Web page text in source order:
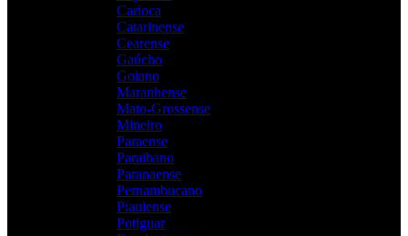
Carioca
Catarinense
Cearense
Gaúcho
Goiano
Maranhense
Mato-Grossense
Mineiro
Paraense
Paraibano
Paranaense
Pernambucano
Piauiense
Potiguar